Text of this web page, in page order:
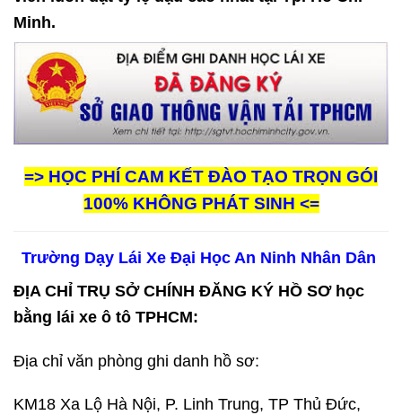
Minh.
=> HỌC PHÍ CAM KẾT ĐÀO TẠO TRỌN GÓI
100% KHÔNG PHÁT SINH <=
Trường Dạy Lái Xe Đại Học An Ninh Nhân Dân
ĐỊA CHỈ TRỤ SỞ CHÍNH ĐĂNG KÝ HỒ SƠ học
bằng lái xe ô tô TPHCM:
Địa chỉ văn phòng ghi danh hồ sơ:
KM18 Xa Lộ Hà Nội, P. Linh Trung, TP Thủ Đức,